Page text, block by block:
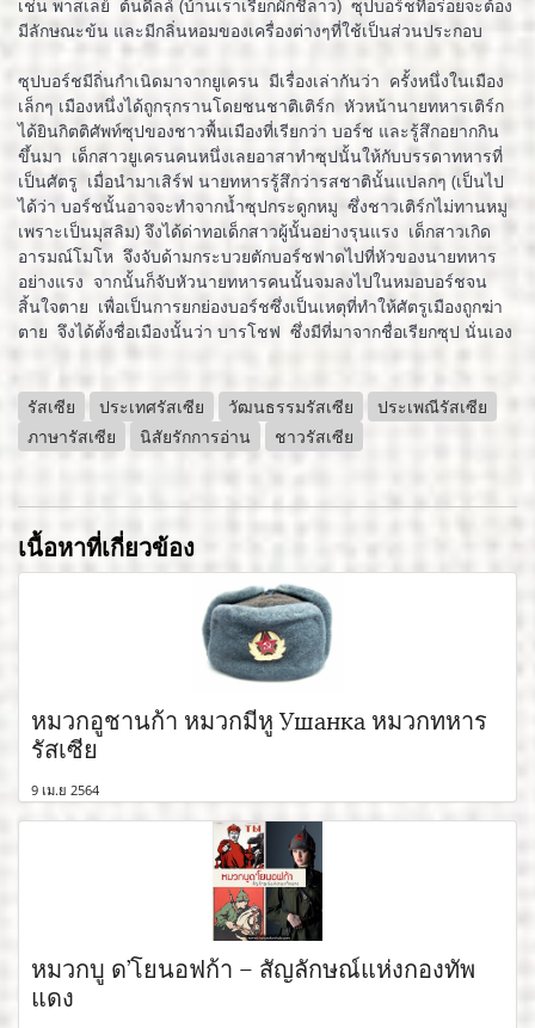
เช่น พาสเลย์ ต้นดีลล์ (บ้านเราเรียกผักชีลาว) ซุปบอร์ชที่อร่อยจะต้อง
มีลักษณะข้น และมีกลิ่นหอมของเครื่องต่างๆที่ใช้เป็นส่วนประกอบ
ซุปบอร์ชมีถิ่นกำเนิดมาจากยูเครน มีเรื่องเล่ากันว่า ครั้งหนึ่งในเมือง
เล็กๆ เมืองหนึ่งได้ถูกรุกรานโดยชนชาติเติร์ก หัวหน้านายทหารเติร์ก
ได้ยินกิตติศัพท์ซุปของชาวพื้นเมืองที่เรียกว่า บอร์ช และรู้สึกอยากกิน
ขึ้นมา เด็กสาวยูเครนคนหนึ่งเลยอาสาทำซุปนั้นให้กับบรรดาทหารที่
เป็นศัตรู เมื่อนำมาเสิร์ฟ นายทหารรู้สึกว่ารสชาตินั้นแปลกๆ (เป็นไป
ได้ว่า บอร์ชนั้นอาจจะทำจากน้ำซุปกระดูกหมู ซึ่งชาวเติร์กไม่ทานหมู
เพราะเป็นมุสลิม) จึงได้ด่าทอเด็กสาวผู้นั้นอย่างรุนแรง เด็กสาวเกิด
อารมณ์โมโห จึงจับด้ามกระบวยตักบอร์ชฟาดไปที่หัวของนายทหาร
อย่างแรง จากนั้นก็จับหัวนายทหารคนนั้นจมลงไปในหมอบอร์ชจน
สิ้นใจตาย เพื่อเป็นการยกย่องบอร์ชซึ่งเป็นเหตุที่ทำให้ศัตรูเมืองถูกฆ่า
ตาย จึงได้ตั้งชื่อเมืองนั้นว่า บารโชฟ ซึ่งมีที่มาจากชื่อเรียกซุป นั่นเอง
รัสเซีย ประเทศรัสเซีย วัฒนธรรมรัสเซีย
ประเพณีรัสเซีย
ภาษารัสเซีย
นิสัยรักการอ่าน ชาวรัสเซีย
เนื้อหาที่เกี่ยวข้อง
หมวกอูชานก้า หมวกมีหู Ушанка หมวกทหาร
รัสเซีย
9 เม.ย 2564
หมวกบู ด’โยนอฟก้า – สัญลักษณ์แห่งกองทัพ
แดง